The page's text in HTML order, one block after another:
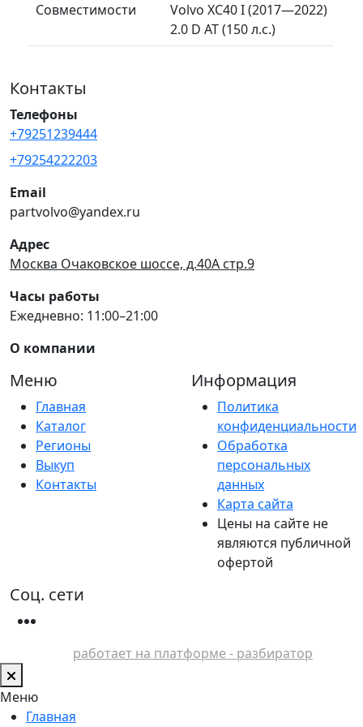
Совместимости
Volvo XC40 I (2017—2022)
2.0 D AT (150 л.с.)
Контакты
Телефоны
+79251239444
+79254222203
Email
partvolvo@yandex.ru
Адрес
Москва Очаковское шоссе, д.40А стр.9
Часы работы
Ежедневно: 11:00–21:00
О компании
Меню
Главная
Каталог
Регионы
Выкуп
Контакты
Информация
Политика
конфиденциальности
Обработка
персональных
данных
Карта сайта
Цены на сайте не
являются публичной
офертой
Соц. сети
работает на платформе - разбиратор
Меню
Главная